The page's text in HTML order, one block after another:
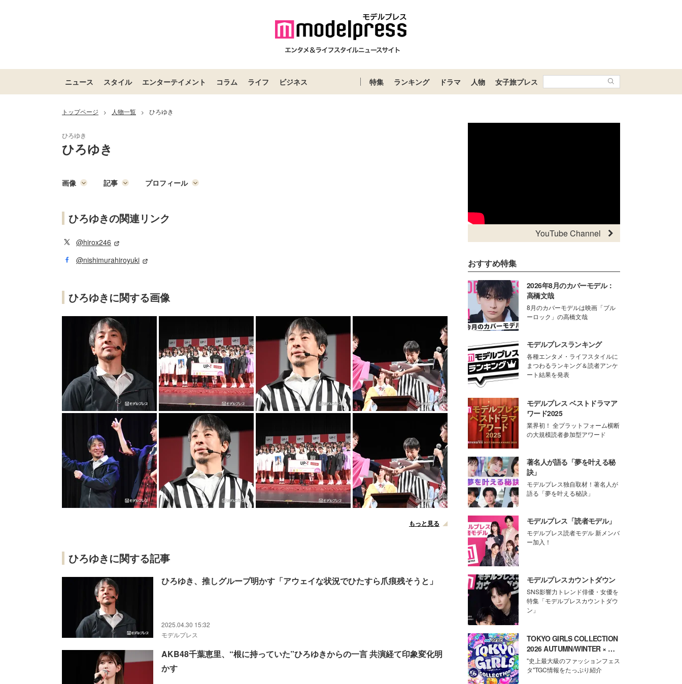
ニュース スタイル エンターテイメント コラム ライフ ビジネス 特集 ランキング ドラマ 人物 女子旅プレス
トップページ > 人物一覧 > ひろゆき
ひろゆき
画像 記事 プロフィール
ひろゆきの関連リンク
@hirox246
@nishimurahiroyuki
ひろゆきに関する画像
もっと見る
ひろゆきに関する記事
ひろゆき、推しグループ明かす「アウェイな状況でひたすら爪痕残そうと」
2025.04.30 15:32
モデルプレス
AKB48千葉恵里、“根に持っていた”ひろゆきからの一言 共演経て印象変化明
かす
YouTube Channel
おすすめ特集
2026年8月のカバーモデル：
高橋文哉
8月のカバーモデルは映画「ブル
ーロック」の高橋文哉
モデルプレスランキング
各種エンタメ・ライフスタイルに
まつわるランキング＆読者アンケ
ート結果を発表
モデルプレス ベストドラマア
ワード2025
業界初！ 全プラットフォーム横断
の大規模読者参加型アワード
著名人が語る「夢を叶える秘
訣」
モデルプレス独自取材！著名人が
語る「夢を叶える秘訣」
モデルプレス「読者モデル」
モデルプレス読者モデル 新メンバ
ー加入！
モデルプレスカウントダウン
SNS影響力トレンド俳優・女優を
特集「モデルプレスカウントダウ
ン」
TOKYO GIRLS COLLECTION
2026 AUTUMN/WINTER × モ
デルプレス
"史上最大級のファッションフェス
タ"TGC情報をたっぷり紹介